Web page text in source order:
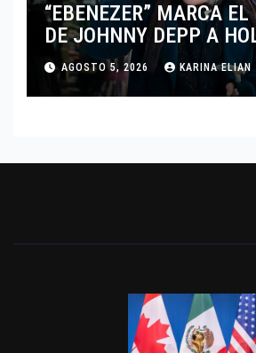
“EBENEZER” MARCA EL
DE JOHNNY DEPP A
TRAS SU PASO POR EL
INDEPENDIENTE
AGOSTO 5, 2026 KARINA ELIAN